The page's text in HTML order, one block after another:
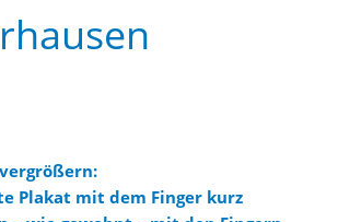
Plakat mit dem Finger kurz